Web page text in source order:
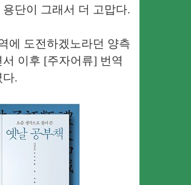
단이 그래서 더 고맙다.
에 도전하겠노라던 양측
이후 [주자어류] 번역
다.